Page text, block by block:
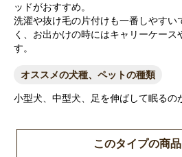
ッドがおすすめ。
洗濯や抜け毛の片付けも一番しやすい
く、お出かけの時にはキャリーケース
す。
オススメの犬種、ペットの種類
小型犬、中型犬、足を伸ばして眠るの
このタイプの商